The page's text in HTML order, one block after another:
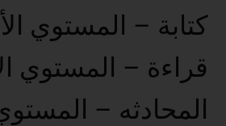
كتابة – المستوي
قراءة – المستوي
المحادثه – المستوي